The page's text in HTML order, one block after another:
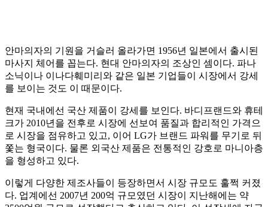
안마의자의 기원을 거슬러 올라가면 1956년 일본에서 출시된
마사지 체어를 꼽는다. 현대 안마의자의 조상인 셈이다. 파나
소닉이나 이나다훼미리와 같은 일본 기업들이 시장에서 강세
를 보이는 것도 이 때문이다.
현재 국내에선 국산 제품이 강세를 보인다. 바디프랜드와 휴테
크가 2010년을 전후로 시장에 선보여 품질과 합리적인 가격으
로 시장을 점유하고 있고, 이어 LG가 브랜드 파워를 무기로 뒤
쫓는 형국이다. 물론 외국산 제품은 전통적인 강호로 마니아층
을 형성하고 있다.
이렇게 다양한 제조사들이 등장하면서 시장 규모도 훌쩍 커졌
다. 업계에선 2007년 200억 규모였던 시장이 지난해에는 약